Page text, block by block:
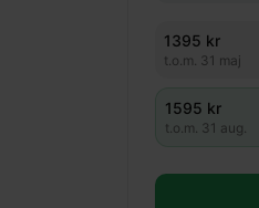
1395 kr
t.o.m. 31 maj
1595 kr
t.o.m. 31 aug.